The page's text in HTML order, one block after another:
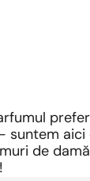
aici
de
!